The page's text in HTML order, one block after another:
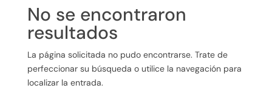
No se encontraron
resultados
La página solicitada no pudo encontrarse. Trate de
perfeccionar su búsqueda o utilice la navegación para
localizar la entrada.